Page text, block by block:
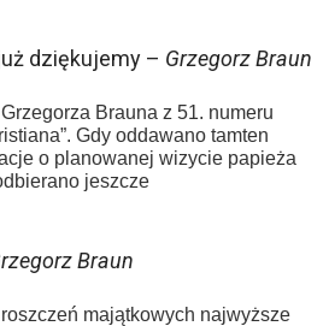
dziękujemy – Grzegorz Braun
Brauna z 51. numeru
Gdy oddawano tamten
o planowanej wizycie papieża
jeszcze
Braun
majątkowych najwyższe